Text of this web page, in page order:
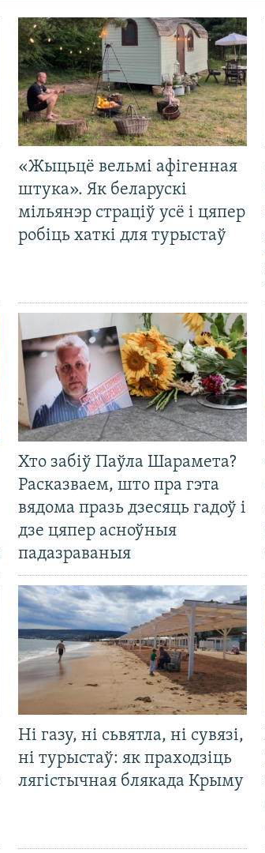
«Жыцьцё вельмі афігенная
штука». Як беларускі
мільянэр страціў усё і цяпер
робіць хаткі для турыстаў
Хто забіў Паўла Шарамета?
Расказваем, што пра гэта
вядома празь дзесяць гадоў і
дзе цяпер асноўныя
падазраваныя
Ні газу, ні сьвятла, ні сувязі,
ні турыстаў: як праходзіць
лягістычная блякада Крыму